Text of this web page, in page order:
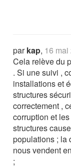
parkap, 16
Cela relève du
. Si une suivi ,
installations et
structures
correctement ,
corruption et
structures
populations ; la
nous vendent
;